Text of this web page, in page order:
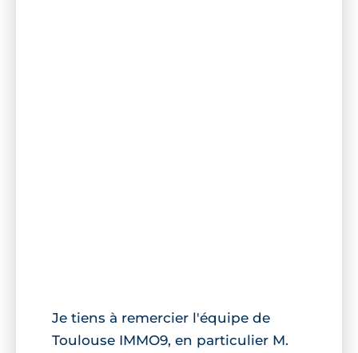
Je tiens à remercier l'équipe de
Toulouse IMMO9, en particulier M.